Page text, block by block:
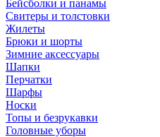
Бейсболки и панамы
Свитеры и толстовки
Жилеты
Брюки и шорты
Зимние аксессуары
Шапки
Перчатки
Шарфы
Носки
Топы и безрукавки
Головные уборы